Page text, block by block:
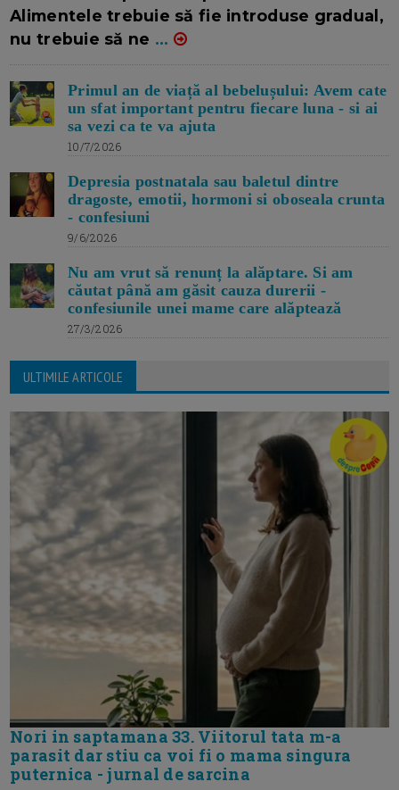
Alimentele trebuie să fie introduse gradual,
nu trebuie să ne ...
Primul an de viață al bebelușului: Avem cate
un sfat important pentru fiecare luna - si ai
sa vezi ca te va ajuta
10/7/2026
Depresia postnatala sau baletul dintre
dragoste, emotii, hormoni si oboseala crunta
- confesiuni
9/6/2026
Nu am vrut să renunț la alăptare. Si am
căutat până am găsit cauza durerii -
confesiunile unei mame care alăptează
27/3/2026
ULTIMILE ARTICOLE
Nori in saptamana 33. Viitorul tata m-a
parasit dar stiu ca voi fi o mama singura
puternica - jurnal de sarcina